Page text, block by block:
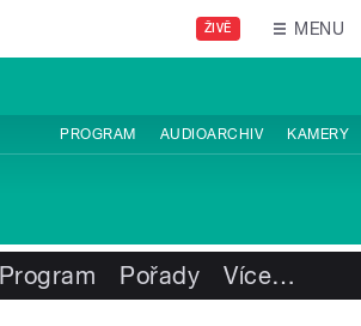
ŽIVĚ MENU
PROGRAM AUDIOARCHIV KAMERY
Program Pořady Více…